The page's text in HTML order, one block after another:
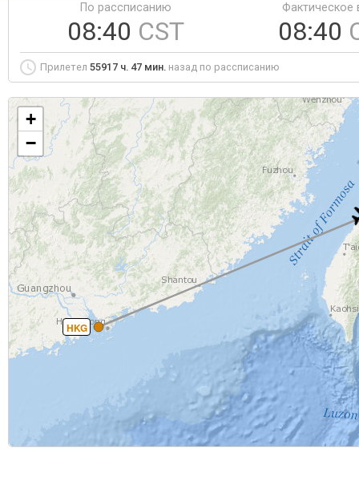
По рассписанию
08:40 CST
Фактическое
08:40
Прилетел 55917 ч. 47 мин. назад по рассписанию
HKG
+
−